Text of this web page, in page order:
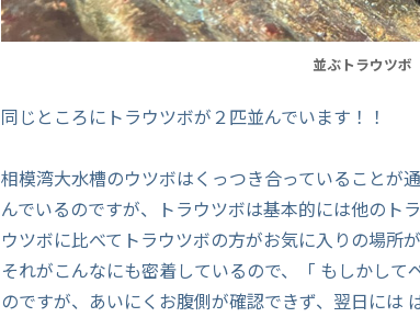
並ぶトラウツボ
同じところにトラウツボが２匹並んでいます！！
相模湾大水槽のウツボはくっつき合っていることが
んでいるのですが、トラウツボは基本的には他のト
ウツボに比べてトラウツボの方がお気に入りの場所
それがこんなにも密着しているので、「 もしかし
のですが、あいにくお腹側が確認できず、翌日には